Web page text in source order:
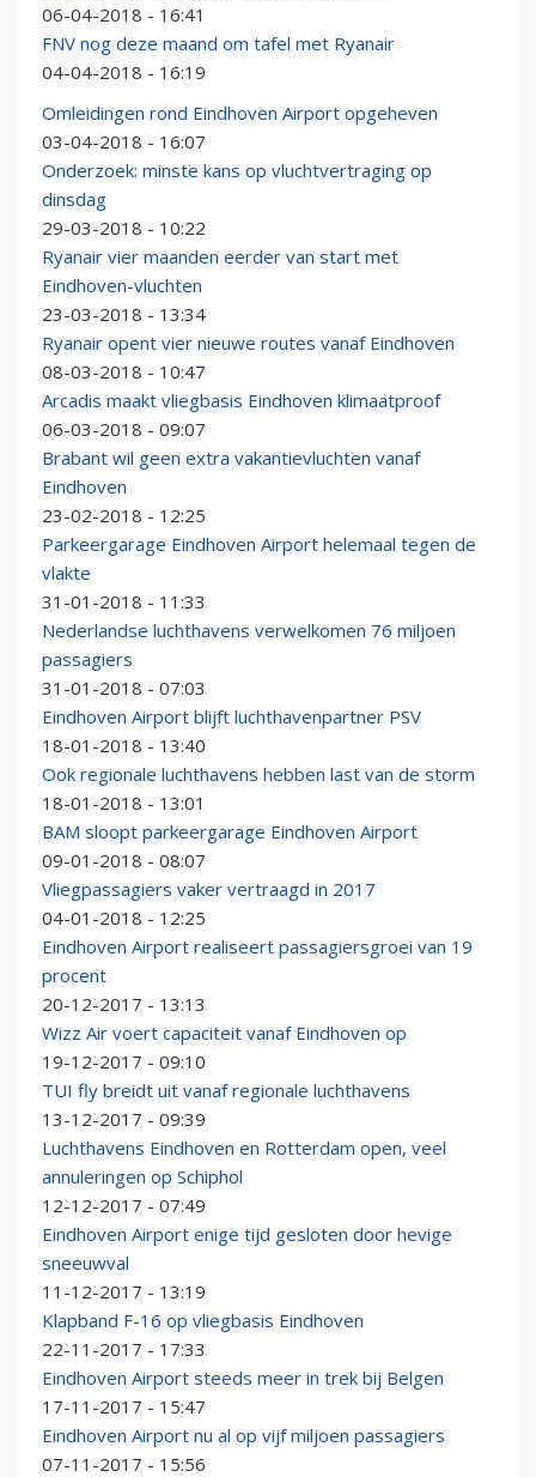
06-04-2018 - 16:41
FNV nog deze maand om tafel met Ryanair
04-04-2018 - 16:19
Omleidingen rond Eindhoven Airport opgeheven
03-04-2018 - 16:07
Onderzoek: minste kans op vluchtvertraging op
dinsdag
29-03-2018 - 10:22
Ryanair vier maanden eerder van start met
Eindhoven-vluchten
23-03-2018 - 13:34
Ryanair opent vier nieuwe routes vanaf Eindhoven
08-03-2018 - 10:47
Arcadis maakt vliegbasis Eindhoven klimaatproof
06-03-2018 - 09:07
Brabant wil geen extra vakantievluchten vanaf
Eindhoven
23-02-2018 - 12:25
Parkeergarage Eindhoven Airport helemaal tegen de
vlakte
31-01-2018 - 11:33
Nederlandse luchthavens verwelkomen 76 miljoen
passagiers
31-01-2018 - 07:03
Eindhoven Airport blijft luchthavenpartner PSV
18-01-2018 - 13:40
Ook regionale luchthavens hebben last van de storm
18-01-2018 - 13:01
BAM sloopt parkeergarage Eindhoven Airport
09-01-2018 - 08:07
Vliegpassagiers vaker vertraagd in 2017
04-01-2018 - 12:25
Eindhoven Airport realiseert passagiersgroei van 19
procent
20-12-2017 - 13:13
Wizz Air voert capaciteit vanaf Eindhoven op
19-12-2017 - 09:10
TUI fly breidt uit vanaf regionale luchthavens
13-12-2017 - 09:39
Luchthavens Eindhoven en Rotterdam open, veel
annuleringen op Schiphol
12-12-2017 - 07:49
Eindhoven Airport enige tijd gesloten door hevige
sneeuwval
11-12-2017 - 13:19
Klapband F-16 op vliegbasis Eindhoven
22-11-2017 - 17:33
Eindhoven Airport steeds meer in trek bij Belgen
17-11-2017 - 15:47
Eindhoven Airport nu al op vijf miljoen passagiers
07-11-2017 - 15:56